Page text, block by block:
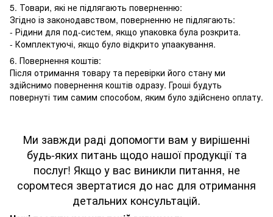
5. Товари, які не підлягають поверненню:
Згідно із законодавством, поверненню не підлягають:
- Рідини для под-систем, якщо упаковка була розкрита.
- Комплектуючі, якщо було відкрито упаакування.
6. Повернення коштів:
Після отримання товару та перевірки його стану ми
здійснимо повернення коштів одразу. Гроші будуть
повернуті тим самим способом, яким було здійснено оплату.
Ми завжди раді допомогти вам у вирішенні
будь-яких питань щодо нашої продукції та
послуг! Якщо у вас виникли питання, не
соромтеся звертатися до нас для отримання
детальних консультацій.